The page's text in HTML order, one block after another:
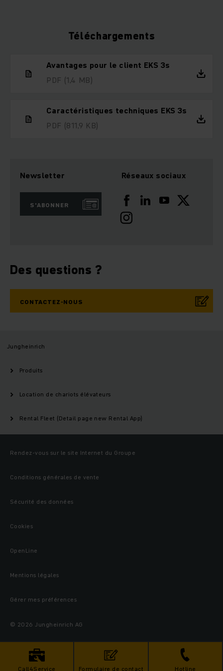
Call4Service Formulaire de contact Hotline
Téléchargements
Avantages pour le client EKS 3s
PDF (1,4 MB)
Caractéristiques techniques EKS 3s
PDF (811,9 KB)
Newsletter
S'ABONNER
Réseaux sociaux
Des questions ?
CONTACTEZ-NOUS
Jungheinrich
Produits
Location de chariots élévateurs
Rental Fleet (Detail page new Rental App)
Rendez-vous sur le site Internet du Groupe
Conditions générales de vente
Sécurité des données
Cookies
OpenLine
Mentions légales
Gérer mes préférences
© 2026 Jungheinrich AG